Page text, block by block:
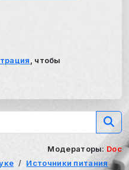
, чтобы
Модераторы: Doc
Источники питания